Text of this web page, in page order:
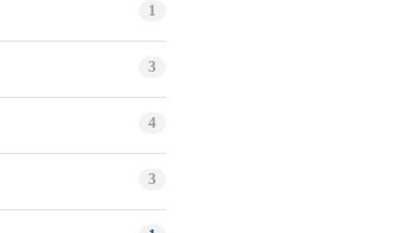
1
3
4
3